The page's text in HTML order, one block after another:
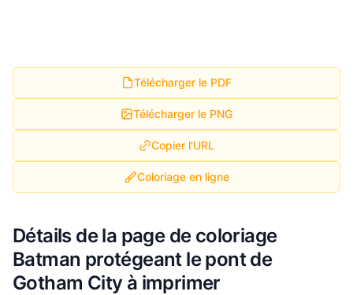
Télécharger le PDF
Télécharger le PNG
Copier l'URL
Coloriage en ligne
Détails de la page de coloriage
Batman protégeant le pont de
Gotham City à imprimer